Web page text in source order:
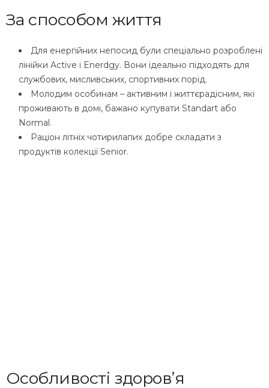
За способом життя
Для енергійних непосид були спеціально розроблені
лінійки Aсtive і Enerdgy. Вони ідеально підходять для
службових, мисливських, спортивних порід.
Молодим особинам – активним і життєрадісним, які
проживають в домі, бажано купувати Standart або
Normal.
Раціон літніх чотирилапих добре складати з
продуктів колекції Senior.
Особливості здоров’я